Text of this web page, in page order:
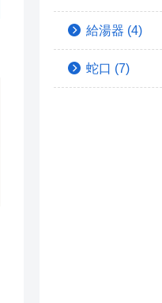
給湯器 (4)
蛇口 (7)